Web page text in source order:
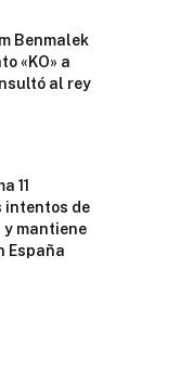
Benmalek
«KO» a
al rey
11
de
y mantiene
España